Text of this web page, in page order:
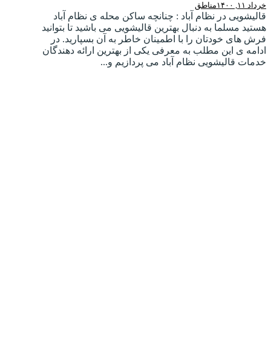
خرداد ۱۱, ۱۴۰۰ مناطق
قالیشویی در نظام آباد : چنانچه ساکن محله ی نظام آباد
هستید مسلما به دنبال بهترین قالیشویی می باشید تا بتوانید
فرش های خودتان را با اطمینان خاطر به آن بسپارید. در
ادامه ی این مطلب به معرفی یکی از بهترین ارائه دهندگان
خدمات قالیشویی نظام آباد می پردازیم و...